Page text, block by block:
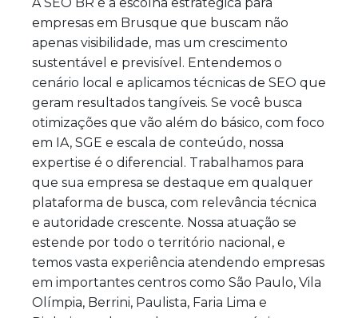
empresas em Brusque que buscam não
apenas visibilidade, mas um crescimento
sustentável e previsível. Entendemos o
cenário local e aplicamos técnicas de SEO que
geram resultados tangíveis. Se você busca
otimizações que vão além do básico, com foco
em IA, SGE e escala de conteúdo, nossa
expertise é o diferencial. Trabalhamos para
que sua empresa se destaque em qualquer
plataforma de busca, com relevância técnica
e autoridade crescente. Nossa atuação se
estende por todo o território nacional, e
temos vasta experiência atendendo empresas
em importantes centros como São Paulo, Vila
Olímpia, Berrini, Paulista, Faria Lima e